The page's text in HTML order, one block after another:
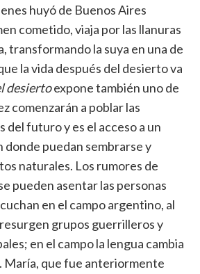
huyó de Buenos Aires
cometido, viaja por las llanuras
transformando la suya en una de
la vida después del desierto va
desiertoexpone también uno de
comenzarán a poblar las
del futuro y es el acceso a un
donde puedan sembrarse y
naturales. Los rumores de
pueden asentar las personas
en el campo argentino, al
grupos guerrilleros y
en el campo la lengua cambia
María, que fue anteriormente